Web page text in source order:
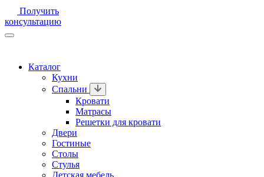
Получить
консультацию
Каталог
Кухни
Спальни
Кровати
Матрасы
Решетки для кровати
Двери
Гостиные
Столы
Стулья
Детская мебель